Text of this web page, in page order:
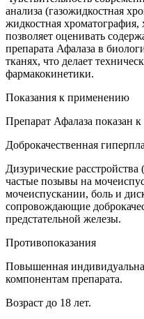
анализа (газожидкостная
жидкостная хроматография,
позволяет оценивать
препарата Афалаза в
тканях, что делает
фармакокинетики.
Показания к применению
Препарат Афалаза показан
Доброкачественная
Дизурические
частые позывы на
мочеиспускании, боль и
сопровождающие
предстательной железы.
Противопоказания
Повышенная
компонентам препарата.
Возраст до 18 лет.